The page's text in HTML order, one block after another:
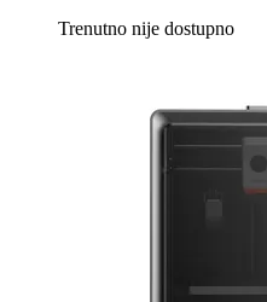
Trenutno nije dostupno